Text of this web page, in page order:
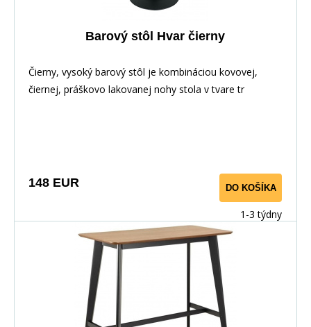
Barový stôl Hvar čierny
Čierny, vysoký barový stôl je kombináciou kovovej,
čiernej, práškovo lakovanej nohy stola v tvare tr
148 EUR DO KOŠÍKA
1-3 týdny